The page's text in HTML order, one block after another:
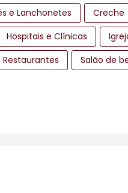
e Lanchonetes Creche
Hospitais e Clínicas
Restaurantes Salão de